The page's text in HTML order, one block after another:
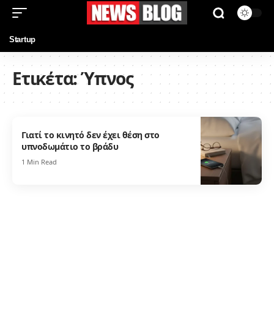
Startup
Ετικέτα:Ύπνος
Γιατί το κινητό δεν έχει θέση στο
υπνοδωμάτιο το βράδυ
1 Min Read